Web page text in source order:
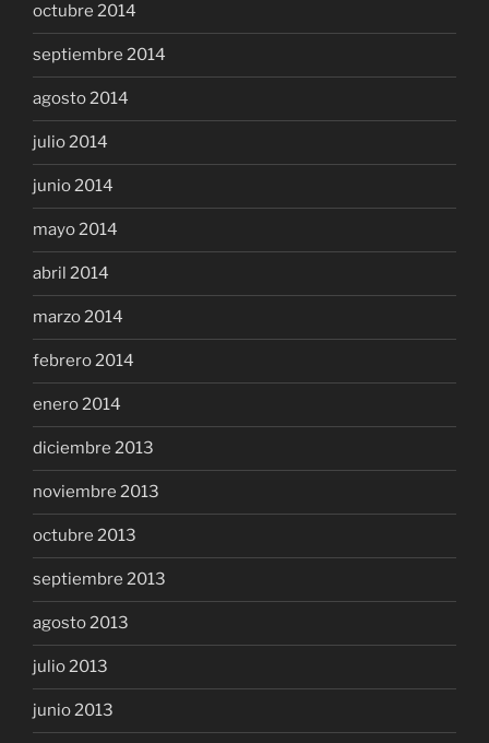
octubre 2014
septiembre 2014
agosto 2014
julio 2014
junio 2014
mayo 2014
abril 2014
marzo 2014
febrero 2014
enero 2014
diciembre 2013
noviembre 2013
octubre 2013
septiembre 2013
agosto 2013
julio 2013
junio 2013